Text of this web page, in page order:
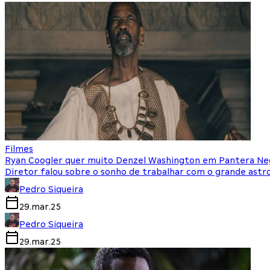
Filmes
Ryan Coogler quer muito Denzel Washington em Pantera
Diretor falou sobre o sonho de trabalhar com o grande
Pedro Siqueira
29.mar.25
Pedro Siqueira
29.mar.25